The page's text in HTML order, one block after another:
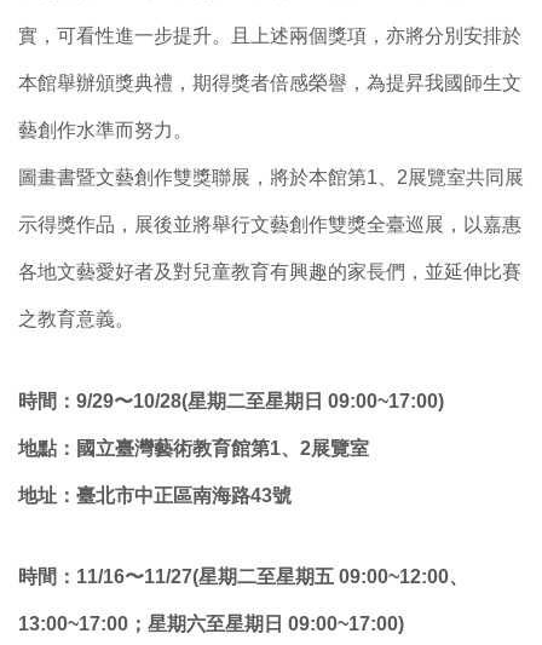
實，可看性進一步提升。且上述兩個獎項，亦將分別安排於
本館舉辦頒獎典禮，期得獎者倍感榮譽，為提昇我國師生文
藝創作水準而努力。
圖畫書暨文藝創作雙獎聯展，將於本館第1、2展覽室共同展
示得獎作品，展後並將舉行文藝創作雙獎全臺巡展，以嘉惠
各地文藝愛好者及對兒童教育有興趣的家長們，並延伸比賽
之教育意義。
時間：9/29〜10/28(星期二至星期日 09:00~17:00)
地點：國立臺灣藝術教育館第1、2展覽室
地址：臺北市中正區南海路43號
時間：11/16〜11/27(星期二至星期五 09:00~12:00、
13:00~17:00；星期六至星期日 09:00~17:00)